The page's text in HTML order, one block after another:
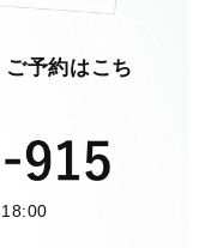
予約はこち